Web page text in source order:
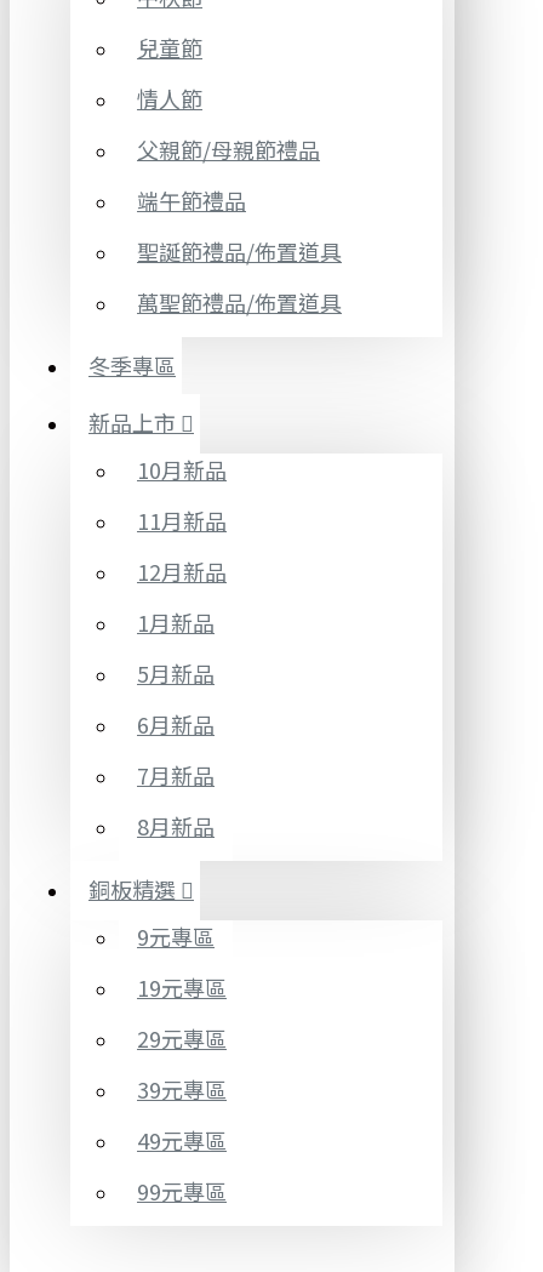
兒童節
情人節
父親節/母親節禮品
端午節禮品
聖誕節禮品/佈置道具
萬聖節禮品/佈置道具
冬季專區
新品上市
10月新品
11月新品
12月新品
1月新品
5月新品
6月新品
7月新品
8月新品
銅板精選
9元專區
19元專區
29元專區
39元專區
49元專區
99元專區